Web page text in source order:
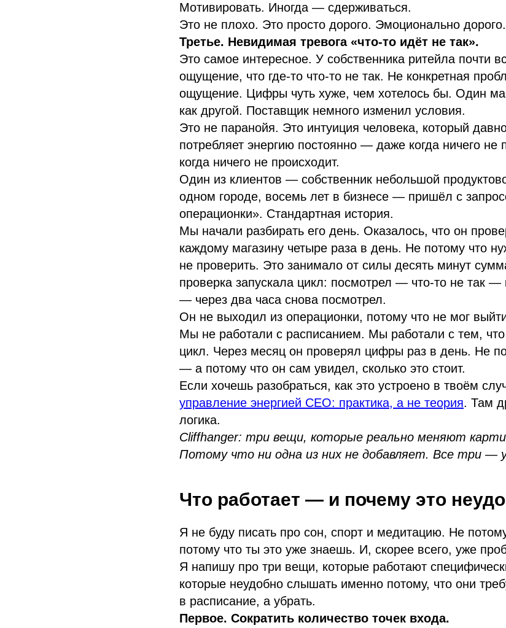
Мотивировать. Иногда — сдерживаться.
Это не плохо. Это просто дорого. Эмоционально дорого.
Третье. Невидимая тревога «что-то идёт не так».
Это самое интересное. У собственника ритейла почти
ощущение, что где-то что-то не так. Не конкретная
ощущение. Цифры чуть хуже, чем хотелось бы. Один
как другой. Поставщик немного изменил условия.
Это не паранойя. Это интуиция человека, который
потребляет энергию постоянно — даже когда ничего не
когда ничего не происходит.
Один из клиентов — собственник небольшой
одном городе, восемь лет в бизнесе — пришёл с
операционки». Стандартная история.
Мы начали разбирать его день. Оказалось, что он
каждому магазину четыре раза в день. Не потому что
не проверить. Это занимало от силы десять минут
проверка запускала цикл: посмотрел — что-то не так
— через два часа снова посмотрел.
Он не выходил из операционки, потому что не мог
Мы не работали с расписанием. Мы работали с тем, что
цикл. Через месяц он проверял цифры раз в день. Не
— а потому что он сам увидел, сколько это стоит.
Если хочешь разобраться, как это устроено в твоём
управление энергией CEO: практика, а не теория. Там
логика.
Cliffhanger: три вещи, которые реально меняют
Потому что ни одна из них не добавляет. Все три —
Что работает — и почему это
Я не буду писать про сон, спорт и медитацию. Не
потому что ты это уже знаешь. И, скорее всего, уже
Я напишу про три вещи, которые работают
которые неудобно слышать именно потому, что они
в расписание, а убрать.
Первое. Сократить количество точек входа.